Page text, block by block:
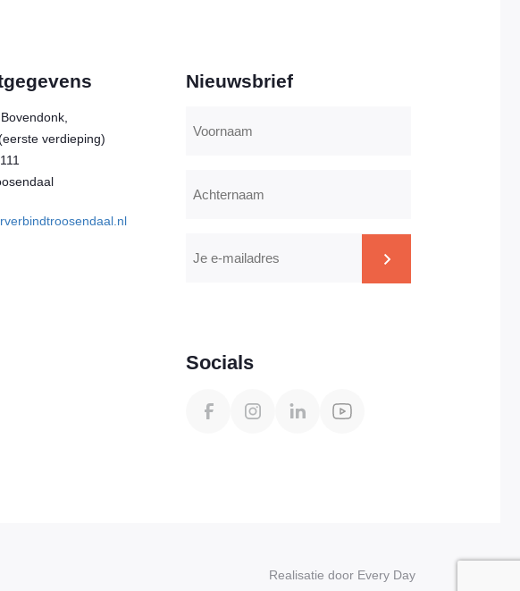
verdieping)
Nieuwsbrief
mailadres
Socials
Realisatie door Every Day